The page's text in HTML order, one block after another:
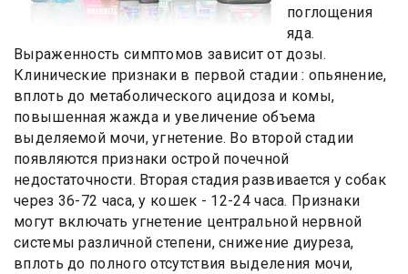
поглощения
яда.
Выраженность симптомов зависит от дозы.
Клинические признаки в первой стадии : опьянение,
вплоть до метаболического ацидоза и комы,
повышенная жажда и увеличение объема
выделяемой мочи, угнетение. Во второй стадии
появляются признаки острой почечной
недостаточности. Вторая стадия развивается у собак
через 36-72 часа, у кошек - 12-24 часа. Признаки
могут включать угнетение центральной нервной
системы различной степени, снижение диуреза,
вплоть до полного отсутствия выделения мочи,